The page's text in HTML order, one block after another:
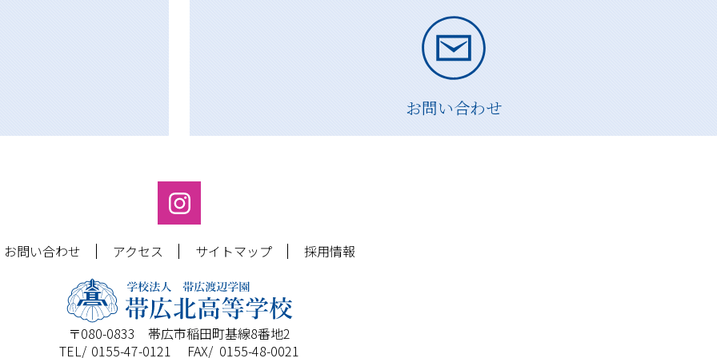
お問い合わせ
お問い合わせ アクセス サイトマップ 採用情報
〒080-0833 帯広市稲田町基線8番地2
0155-47-0121
0155-48-0021